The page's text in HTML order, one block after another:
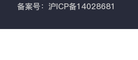
备案号：沪ICP备14028681